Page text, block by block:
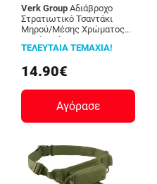
Verk Group
Στρατιωτικό Τσαντάκι
Μηρού/Μέσης Χρώματος
Καφέ Verk Group
5907451360637
ΤΕΛΕΥΤΑΙΑ ΤΕΜΑΧΙΑ!
14.90€
Αγόρασε